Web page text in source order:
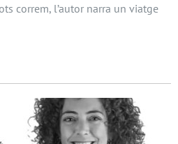
correm, l’autor narra un viatge